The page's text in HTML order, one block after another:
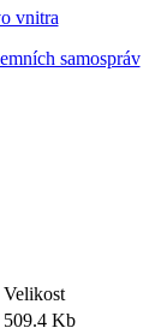
Velikost
509.4 Kb